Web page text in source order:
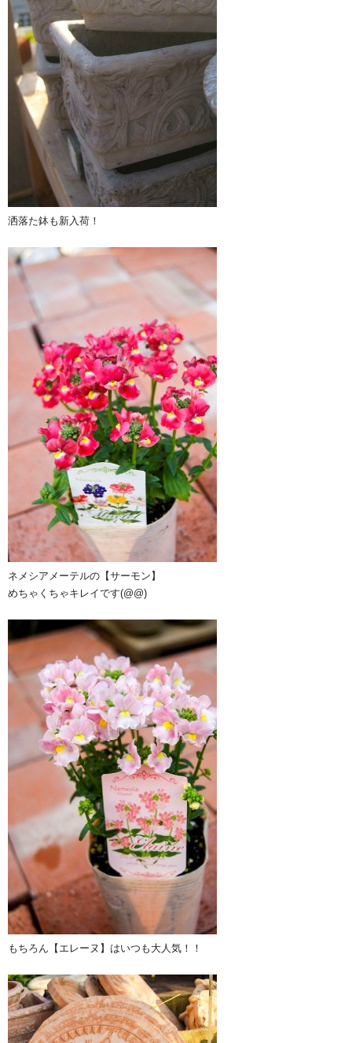
洒落た鉢も新入荷！
ネメシアメーテルの【サーモン】
めちゃくちゃキレイです(@@)
もちろん【エレーヌ】はいつも大人気！！